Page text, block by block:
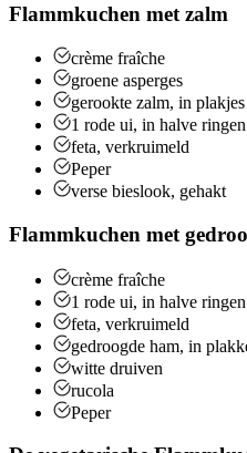
Flammkuchen met zalm
crème fraîche
groene asperges
gerookte zalm, in plakjes
1 rode ui, in halve ringen
feta, verkruimeld
Peper
verse bieslook, gehakt
Flammkuchen met
crème fraîche
1 rode ui, in halve ringen
feta, verkruimeld
gedroogde ham, in
witte druiven
rucola
Peper